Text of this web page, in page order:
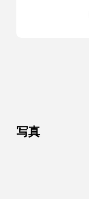
写真